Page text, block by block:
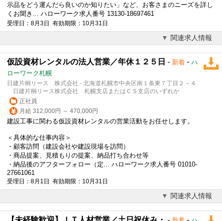
示品をどう運んだら良いのか知りたい」など、お客さまのニーズを詳し
くお聞き... ハローワーク求人番号 13130-18697461
受理日：8月3日 有効期限：10月31日
関連求人情報
仮設資材レンタルの法人営業／年休１２５日 - 新着 - ハ
ローワーク札幌
日建片桐リース 株式会社 - 北海道札幌市中央区南１条東７丁目２－４
日建片桐リース株式会社 札幌支店またはＣＳ支店のいずれか
正社員
月給 312,000円 ～ 470,000円
建設工事に関わる仮設資材レンタルの営業活動をお任せします。
＜具体的な仕事内容＞
・顧客訪問（建設会社や建設現場を訪問）
・商品提案、見積もりの提案、納品打ち合わせ等
・納品後のアフターフォロー（定... ハローワーク求人番号 01010-
27661061
受理日：8月1日 有効期限：10月31日
関連求人情報